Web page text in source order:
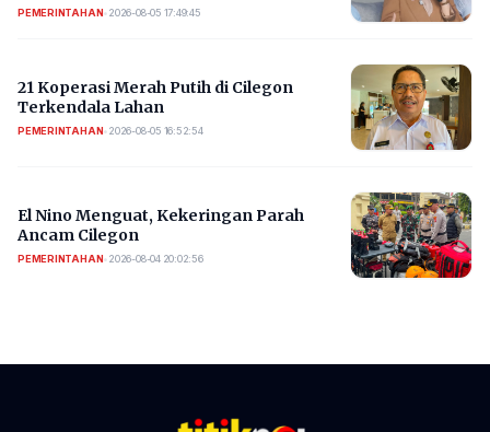
PEMERINTAHAN• 2026-08-05 17:49:45
21 Koperasi Merah Putih di Cilegon
Terkendala Lahan
PEMERINTAHAN• 2026-08-05 16:52:54
El Nino Menguat, Kekeringan Parah
Ancam Cilegon
PEMERINTAHAN• 2026-08-04 20:02:56